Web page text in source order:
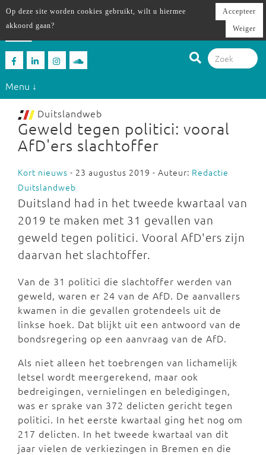
Menu ↓
Duitslandweb
Geweld tegen politici: vooral
AfD'ers slachtoffer
Kort nieuws - 23 augustus 2019 - Auteur: Redactie
Duitslandweb
Duitsland had in het tweede kwartaal van
2019 te maken met 31 gevallen van
geweld tegen politici. Vooral AfD'ers zijn
daarvan het slachtoffer.
Van de 31 politici die slachtoffer werden van
geweld, waren er 24 van de AfD. De aanvallers
kwamen in die gevallen grotendeels uit de
linkse hoek. Dat blijkt uit een antwoord van de
bondsregering op een aanvraag van de AfD.
Als niet alleen het toebrengen van lichamelijk
letsel wordt meergerekend, maar ook
bedreigingen, vernielingen en beledigingen,
was er sprake van 372 delicten gericht tegen
politici. In het eerste kwartaal ging het nog om
217 delicten. In het tweede kwartaal van dit
jaar vielen de verkiezingen in Bremen en die
Op deze site worden cookies gebruikt, wilt u hiermee
akkoord gaan?
Accepteer
Weiger